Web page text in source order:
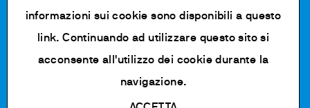
Privacy policy
Cookie Policy
Termini di utilizzo
informazioni sui cookie sono disponibili a questo
link. Continuando ad utilizzare questo sito si
acconsente all'utilizzo dei cookie durante la
navigazione.